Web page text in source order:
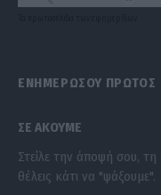
ΕΝΗΜΕΡΩΣΟΥ ΠΡΩΤΟΣ
ΣΕ ΑΚΟΥΜΕ
Στείλε την άποψή σου,
θέλεις κάτι να "ψάξουμε".